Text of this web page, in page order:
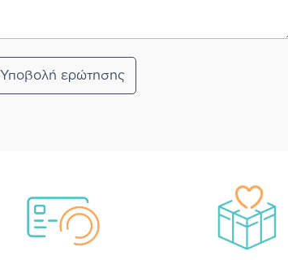
Υποβολή ερώτησης